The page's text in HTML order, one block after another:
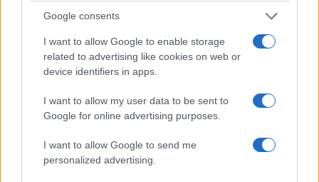
Google consents
I want to allow Google to enable storage
related to advertising like cookies on web or
device identifiers in apps.
I want to allow my user data to be sent to
Google for online advertising purposes.
I want to allow Google to send me
personalized advertising.